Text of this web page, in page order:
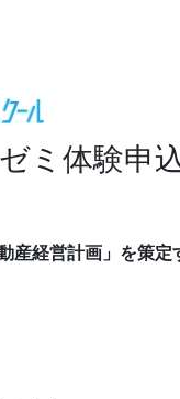
ミ体験申
経営計画」を策定